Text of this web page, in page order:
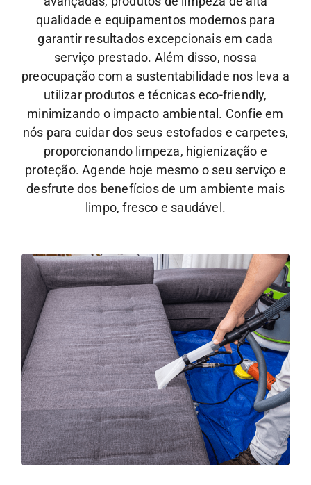
qualidade e equipamentos modernos para
garantir resultados excepcionais em cada
serviço prestado. Além disso, nossa
preocupação com a sustentabilidade nos leva a
utilizar produtos e técnicas eco-friendly,
minimizando o impacto ambiental. Confie em
nós para cuidar dos seus estofados e carpetes,
proporcionando limpeza, higienização e
proteção. Agende hoje mesmo o seu serviço e
desfrute dos benefícios de um ambiente mais
limpo, fresco e saudável.